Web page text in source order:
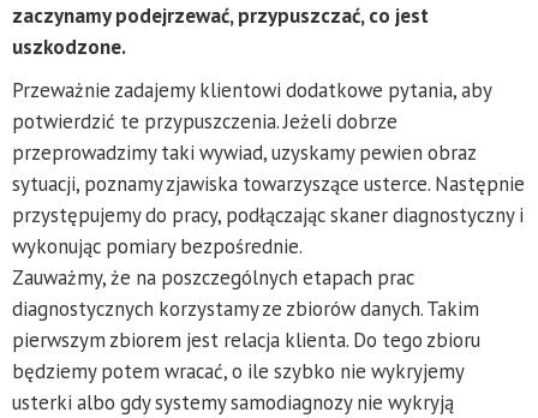
zaczynamy podejrzewać, przypuszczać, co jest
uszkodzone.
Przeważnie zadajemy klientowi dodatkowe pytania, aby
potwierdzić te przypuszczenia. Jeżeli dobrze
przeprowadzimy taki wywiad, uzyskamy pewien obraz
sytuacji, poznamy zjawiska towarzyszące usterce. Następnie
przystępujemy do pracy, podłączając skaner diagnostyczny i
wykonując pomiary bezpośrednie.
Zauważmy, że na poszczególnych etapach prac
diagnostycznych korzystamy ze zbiorów danych. Takim
pierwszym zbiorem jest relacja klienta. Do tego zbioru
będziemy potem wracać, o ile szybko nie wykryjemy
usterki albo gdy systemy samodiagnozy nie wykryją